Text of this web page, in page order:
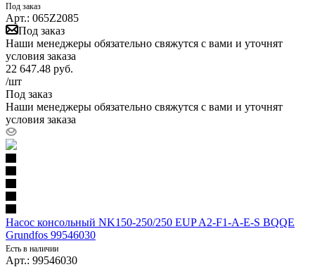
Под заказ
Арт.: 065Z2085
Под заказ
Наши менеджеры обязательно свяжутся с вами и уточнят
условия заказа
22 647.48 руб.
/шт
Под заказ
Наши менеджеры обязательно свяжутся с вами и уточнят
условия заказа
Насос консольный NK150-250/250 EUP A2-F1-A-E-S BQQE
Grundfos 99546030
Есть в наличии
Арт.: 99546030